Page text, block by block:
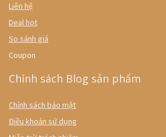
Liên hệ
Deal hot
So sánh giá
Coupon
Chính sách Blog sản phẩm
Chính sách bảo mật
Điều khoản sử dụng